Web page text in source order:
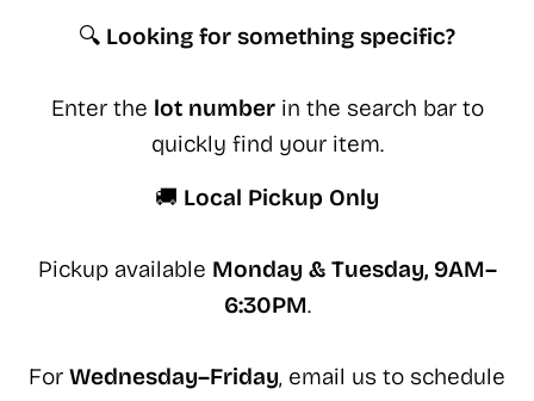
🔍 Looking for something specific?
Enter the lot numberin the search bar to
quickly find your item.
🚚 Local Pickup Only
Pickup available Monday & Tuesday, 9AM–
6:30PM.
For Wednesday–Friday, email us to schedule